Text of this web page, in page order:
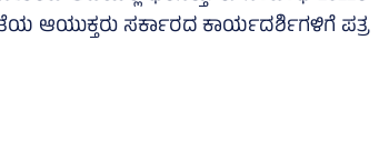
ಆಯುಕ್ತರು ಸರ್ಕಾರದ ಕಾರ್ಯದರ್ಶಿಗಳಿಗೆ ಪತ್ರ